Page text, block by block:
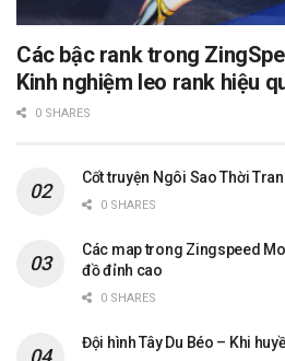
Các bậc rank trong
Kinh nghiệm leo rank hiệu
0 SHARES
Cốt truyện Ngôi Sao Thời
0 SHARES
Các map trong Zingspeed
đồ đỉnh cao
0 SHARES
Đội hình Tây Du Béo – Khi